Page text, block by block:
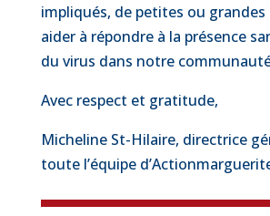
impliqués, de petites ou
aider à répondre à la présence
du virus dans notre
Avec respect et gratitude,
Micheline St-Hilaire, directrice
toute l’équipe